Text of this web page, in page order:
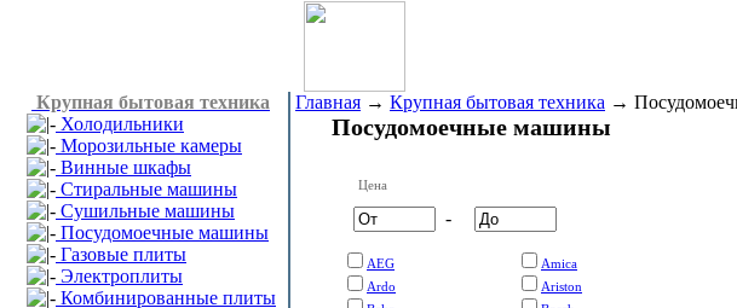
Крупная бытовая техника
Холодильники
Морозильные камеры
Винные шкафы
Стиральные машины
Сушильные машины
Посудомоечные машины
Газовые плиты
Электроплиты
Комбинированные плиты
Главная → Крупная бытовая техника →
Посудомоечные машины
Цена
-
AEG
Amica
Ardo
Ariston